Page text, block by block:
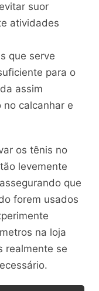
suor
atividades
que serve
para o
assim
calcanhar e
os tênis no
levemente
que
forem usados
na loja
realmente se